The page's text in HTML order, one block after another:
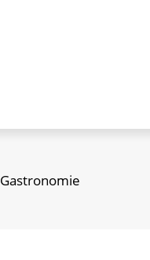
Gastronomie